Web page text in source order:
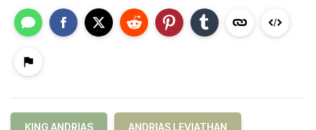
KING ANDRIAS ANDRIAS LEVIATHAN